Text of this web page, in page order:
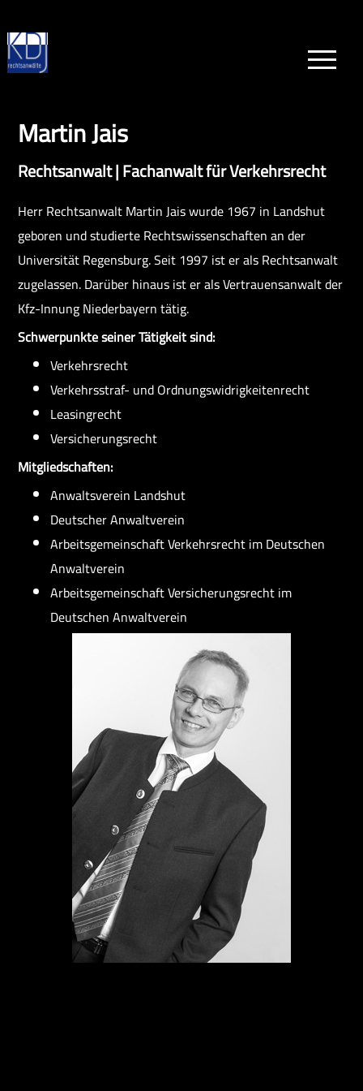
Start
Anwälte
Team
Stellenangebote
Kontakt
Martin Jais
Rechtsanwalt | Fachanwalt für Verkehrsrecht
Herr Rechtsanwalt Martin Jais wurde 1967 in Landshut
geboren und studierte Rechtswissenschaften an der
Universität Regensburg. Seit 1997 ist er als Rechtsanwalt
zugelassen. Darüber hinaus ist er als Vertrauensanwalt der
Kfz-Innung Niederbayern tätig.
Schwerpunkte seiner Tätigkeit sind:
Verkehrsrecht
Verkehrsstraf- und Ordnungswidrigkeitenrecht
Leasingrecht
Versicherungsrecht
Mitgliedschaften:
Anwaltsverein Landshut
Deutscher Anwaltverein
Arbeitsgemeinschaft Verkehrsrecht im Deutschen
Anwaltverein
Arbeitsgemeinschaft Versicherungsrecht im
Deutschen Anwaltverein